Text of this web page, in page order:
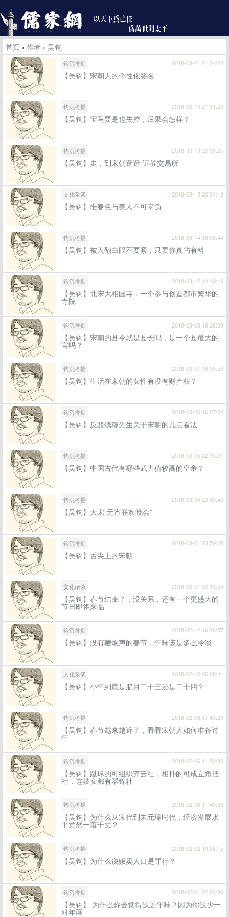
首页 › 作者 › 吴钩
钩沉考据 2018-03-21 21:04:28
【吴钩】宋朝人的个性化签名
钩沉考据 2018-03-19 21:11:23
【吴钩】宝马要是也失控，后果会怎样？
钩沉考据 2018-03-19 20:59:25
【吴钩】走，到宋朝逛逛“证券交易所”
文化杂谈 2018-03-15 20:04:18
【吴钩】惟春色与美人不可辜负
钩沉考据 2018-03-14 18:05:44
【吴钩】被人翻白眼不要紧，只要你真的有料
钩沉考据 2018-03-12 14:49:19
【吴钩】北宋大相国寺：一个参与创造都市繁华的
寺院
钩沉考据 2018-03-08 19:28:33
【吴钩】宋朝的县令就是县长吗，是一个县最大的
官吗？
钩沉考据 2018-03-07 18:59:59
【吴钩】生活在宋朝的女性有没有财产权？
钩沉考据 2018-03-06 16:07:04
【吴钩】反驳钱穆先生关于宋朝的几点看法
钩沉考据 2018-03-05 22:35:31
【吴钩】中国古代有哪些武力值较高的皇帝？
钩沉考据 2018-03-04 23:40:40
【吴钩】大宋“元宵联欢晚会”
钩沉考据 2018-03-01 23:59:49
【吴钩】舌尖上的宋朝
文化杂谈 2018-03-01 00:19:53
【吴钩】春节结束了，没关系，还有一个更盛大的
节日即将来临
钩沉考据 2018-02-12 16:26:57
【吴钩】没有鞭炮声的春节，年味该是多么冷淡
文化杂谈 2018-02-10 00:28:41
【吴钩】小年到底是腊月二十三还是二十四？
钩沉考据 2018-02-08 17:45:29
【吴钩】春节越来越近了，看看宋朝人如何准备过
年
钩沉考据 2018-02-06 11:50:38
【吴钩】蹴球的可组织齐云社，相扑的可成立角抵
社，连妓女都有翠锦社
钩沉考据 2018-02-06 11:49:08
【吴钩】为什么从宋代到朱元璋时代，经济发展水
平竟然一落千丈？
钩沉考据 2018-02-02 19:56:15
【吴钩】为什么说贩卖人口是罪行？
钩沉考据 2018-02-01 22:03:36
【吴钩】 为什么你会觉得缺乏年味？因为你缺少一
对年画